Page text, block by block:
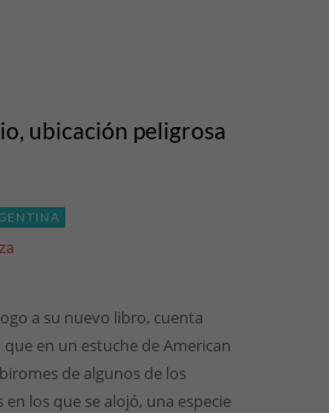
ubicación peligrosa
a su nuevo libro, cuenta
en un estuche de American
de algunos de los
los que se alojó, una especie